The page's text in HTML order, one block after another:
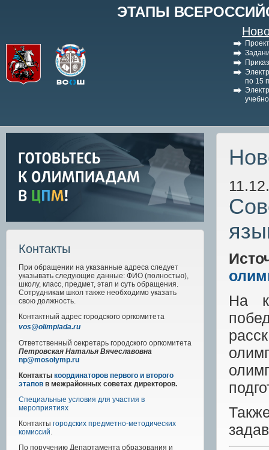
ЭТАПЫ
по 15
Контакты
При обращении на указанные адреса следует
указывать следующие данные: ФИО (полностью),
школу, класс, предмет, этап и суть обращения.
Сотрудникам школ также необходимо указать
свою должность.
Контактный адрес городского оргкомитета
vos@olimpiada.ru
Ответственный секретарь городского оргкомитета
Петровская Наталья Вячеславовна
np@mosolymp.ru
Контакты координаторов первого и второго
этапов в межрайонных советах директоров.
Специальные условия для участия в
мероприятиях
Контакты городских предметно-методических
комиссий.
По поручению Департамента образования и
На